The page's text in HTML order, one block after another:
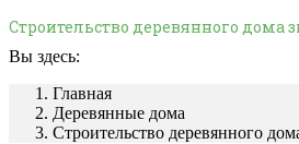
Строительство деревянного дома
Вы здесь:
Главная
Деревянные дома
Строительство деревянного